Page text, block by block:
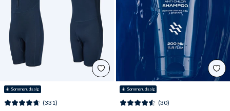
☀️ Sommerudsalg
(331)
☀️ Sommerudsalg
(30)